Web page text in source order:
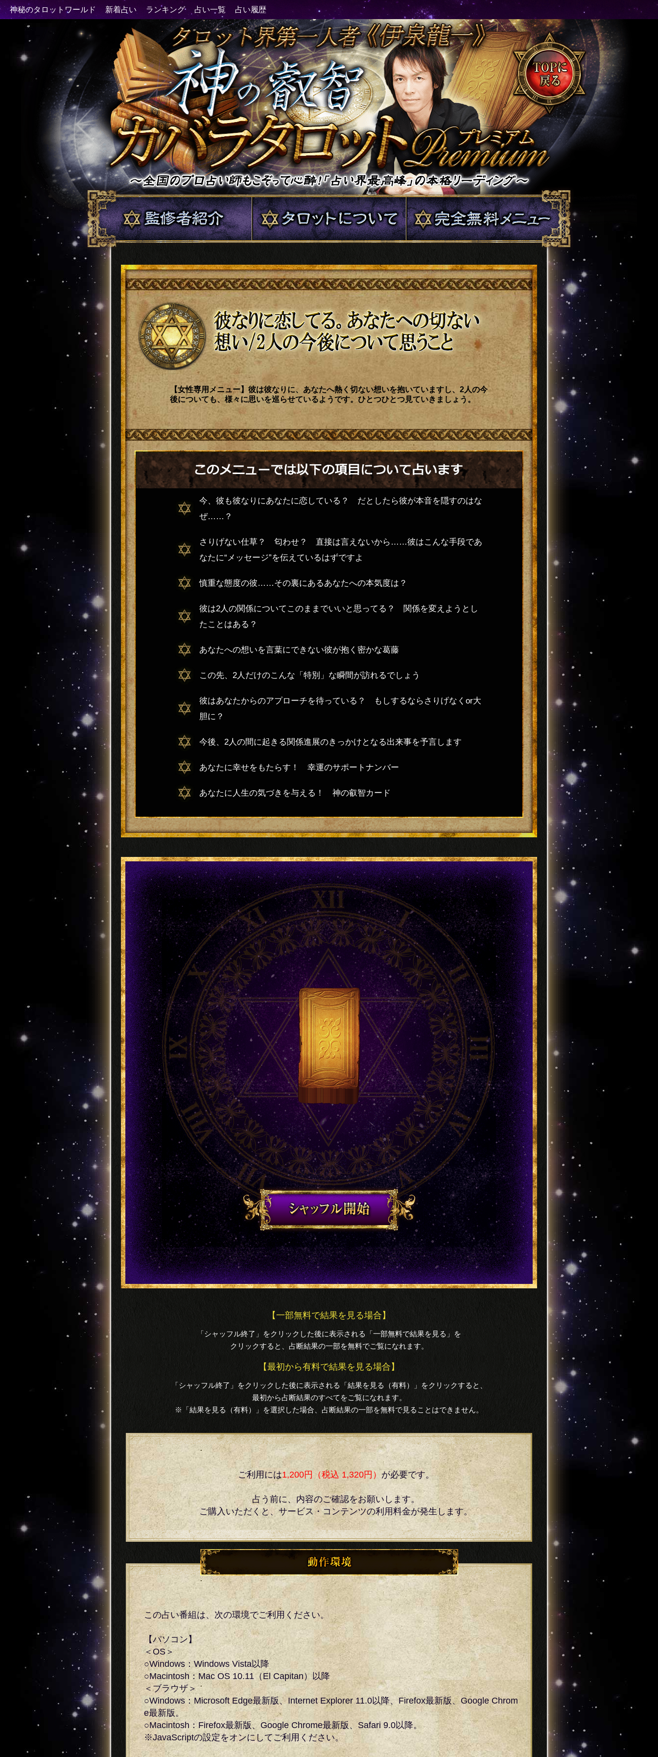
【女性専用メニュー】彼は彼なりに、あなたへ熱く切ない想いを抱いていますし、2人の今
後についても、様々に思いを巡らせているようです。ひとつひとつ見ていきましょう。
今、彼も彼なりにあなたに恋している？ だとしたら彼が本音を隠すのはな
ぜ……？
さりげない仕草？ 匂わせ？ 直接は言えないから……彼はこんな手段であ
なたに“メッセージ”を伝えているはずですよ
慎重な態度の彼……その裏にあるあなたへの本気度は？
彼は2人の関係についてこのままでいいと思ってる？ 関係を変えようとし
たことはある？
あなたへの想いを言葉にできない彼が抱く密かな葛藤
この先、2人だけのこんな「特別」な瞬間が訪れるでしょう
彼はあなたからのアプローチを待っている？ もしするならさりげなくor大
胆に？
今後、2人の間に起きる関係進展のきっかけとなる出来事を予言します
あなたに幸せをもたらす！ 幸運のサポートナンバー
あなたに人生の気づきを与える！ 神の叡智カード
【一部無料で結果を見る場合】
「シャッフル終了」をクリックした後に表示される「一部無料で結果を見る」を
クリックすると、占断結果の一部を無料でご覧になれます。
【最初から有料で結果を見る場合】
「シャッフル終了」をクリックした後に表示される「結果を見る（有料）」をクリックすると、
最初から占断結果のすべてをご覧になれます。
※「結果を見る（有料）」を選択した場合、占断結果の一部を無料で見ることはできません。
ご利用には1,200円（税込 1,320円）が必要です。
占う前に、内容のご確認をお願いします。
ご購入いただくと、サービス・コンテンツの利用料金が発生します。
この占い番組は、次の環境でご利用ください。
【パソコン】
＜OS＞
○Windows：Windows Vista以降
○Macintosh：Mac OS 10.11（El Capitan）以降
＜ブラウザ＞
○Windows：Microsoft Edge最新版、Internet Explorer 11.0以降、Firefox最新版、Google Chrom
e最新版。
○Macintosh：Firefox最新版、Google Chrome最新版、Safari 9.0以降。
※JavaScriptの設定をオンにしてご利用ください。